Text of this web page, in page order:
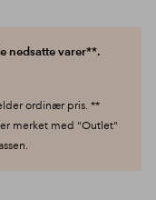
nedsatte varer**.
ordinær pris. **
merket med "Outlet"